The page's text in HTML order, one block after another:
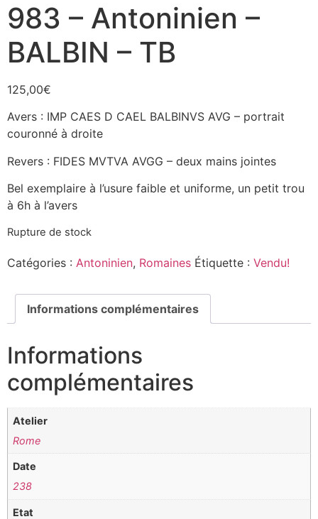
983 – Antoninien –
BALBIN – TB
125,00€
Avers : IMP CAES D CAEL BALBINVS AVG – portrait
couronné à droite
Revers : FIDES MVTVA AVGG – deux mains jointes
Bel exemplaire à l’usure faible et uniforme, un petit trou
à 6h à l’avers
Rupture de stock
Catégories : Antoninien, Romaines Étiquette : Vendu!
Informations complémentaires
Informations
complémentaires
Atelier
Rome
Date
238
Etat